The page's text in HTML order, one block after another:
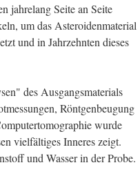
jahrelang Seite an Seite
um das Asteroidenmaterial
und in Jahrzehnten dieses
des Ausgangsmaterials
Röntgenbeugung
wurde
vielfältiges Inneres zeigt.
und Wasser in der Probe.